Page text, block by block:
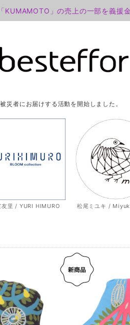
KUMAMOTO」の売上の一部を義援
者にお届けする活動を開始しました。
友里 / YURI HIMURO 松尾ミユキ /